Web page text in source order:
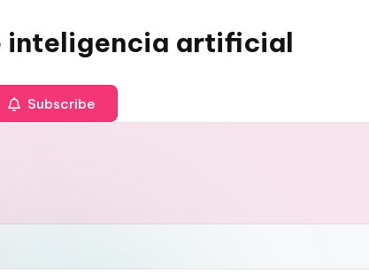
inteligencia artificial
Subscribe